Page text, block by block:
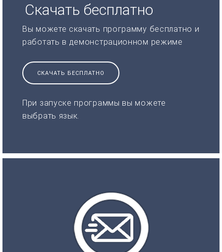
Скачать бесплатно
Вы можете скачать программу бесплатно и
работать в демонстрационном режиме
СКАЧАТЬ БЕСПЛАТНО
При запуске программы вы можете
выбрать язык.